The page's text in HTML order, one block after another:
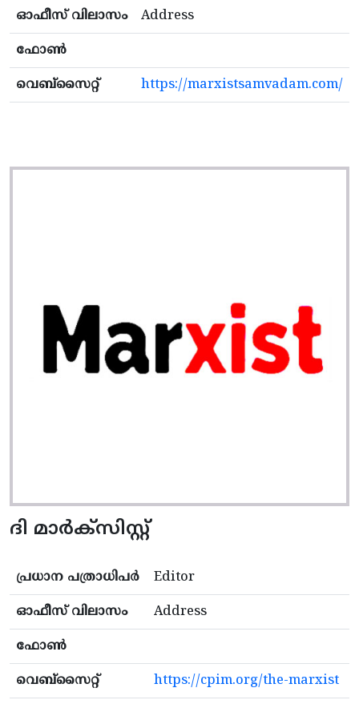
ഓഫീസ് വിലാസം Address
ഫോൺ
വെബ്സൈറ്റ് https://marxistsamvadam.com/
ദി മാർക്സിസ്റ്റ്
പ്രധാന പത്രാധിപർ Editor
ഓഫീസ് വിലാസം Address
ഫോൺ
വെബ്സൈറ്റ് https://cpim.org/the-marxist